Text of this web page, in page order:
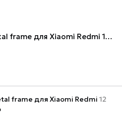
Чохол Silicone Cover Metal frame для Xiaomi Redmi 12 Black